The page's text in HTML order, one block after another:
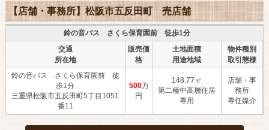
【店舗・事務所】松阪市五反田町 売店舗
鈴の音バス さくら保育園前 徒歩1分
交通
所在地
販売価
格
土地面積
用途地域
物件種別
取引態様
鈴の音バス さくら保育園前 徒
歩1分
三重県松阪市五反田町5丁目1051
番11
500万
円
148.77㎡
第二種中高層住居
専用
店舗・事
務所
専任媒介